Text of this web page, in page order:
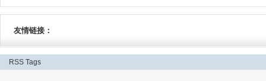
友情链接：
RSS Tags